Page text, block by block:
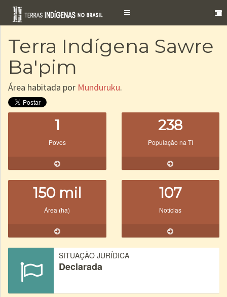
Toggle
Terra Indígena Sawre
Ba'pim
Área habitada por Munduruku.
1
Povos
238
População na TI
150 mil
Área (ha)
107
Notícias
SITUAÇÃO JURÍDICA
Declarada